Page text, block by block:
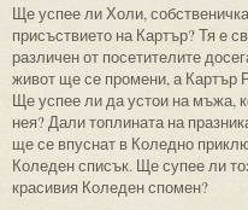
Ще успее ли Холи,
присъствието на Картър? Тя е
различен от посетителите
живот ще се промени, а Картър
Ще успее ли да устои на мъжа,
нея? Дали топлината на
ще се впуснат в Коледно
Коледен списък. Ще супее ли
красивия Коледен спомен?